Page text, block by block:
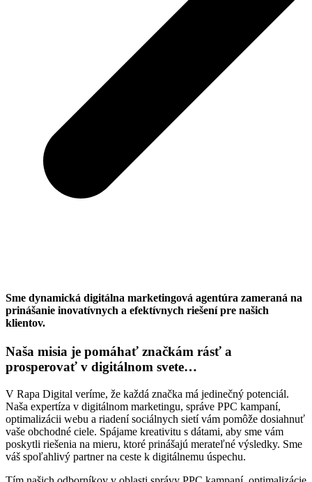
Sme dynamická digitálna marketingová agentúra zameraná na
prinášanie inovatívnych a efektívnych riešení pre našich
klientov.
Naša misia je pomáhať značkám rásť a
prosperovať v digitálnom svete…
V Rapa Digital veríme, že každá značka má jedinečný potenciál.
Naša expertíza v digitálnom marketingu, správe PPC kampaní,
optimalizácii webu a riadení sociálnych sietí vám pomôže dosiahnuť
vaše obchodné ciele. Spájame kreativitu s dátami, aby sme vám
poskytli riešenia na mieru, ktoré prinášajú merateľné výsledky. Sme
váš spoľahlivý partner na ceste k digitálnemu úspechu.